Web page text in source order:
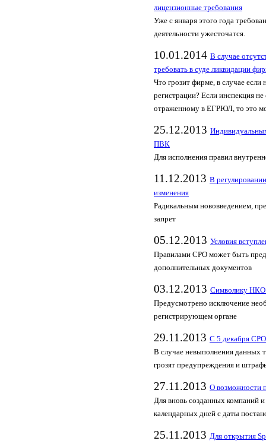
лицензионные требования
Уже с января этого года
деятельности ужесточатся.
10.01.2014 В случае
требовать в суде ликвидации
Что грозит фирме, в случае если
регистрации? Если инспекция
отраженному в ЕГРЮЛ, то это
25.12.2013
ПВК
Для исполнения правил
11.12.2013 В
изменения
Радикальным нововведением,
запрет
05.12.2013 Условия
Правилами СРО может быть
дополнительных документов
03.12.2013 Символику НКО
Предусмотрено исключение
регистрирующем органе
29.11.2013 С 5 декабря
В случае невыполнения
грозят предупреждения и
27.11.2013 О возможности
Для вновь созданных компаний
календарных дней с даты
25.11.2013 Для открытия